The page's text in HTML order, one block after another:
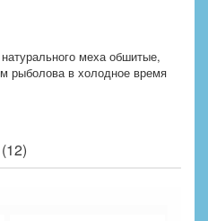
меха обшитые,
рыболова в холодное время